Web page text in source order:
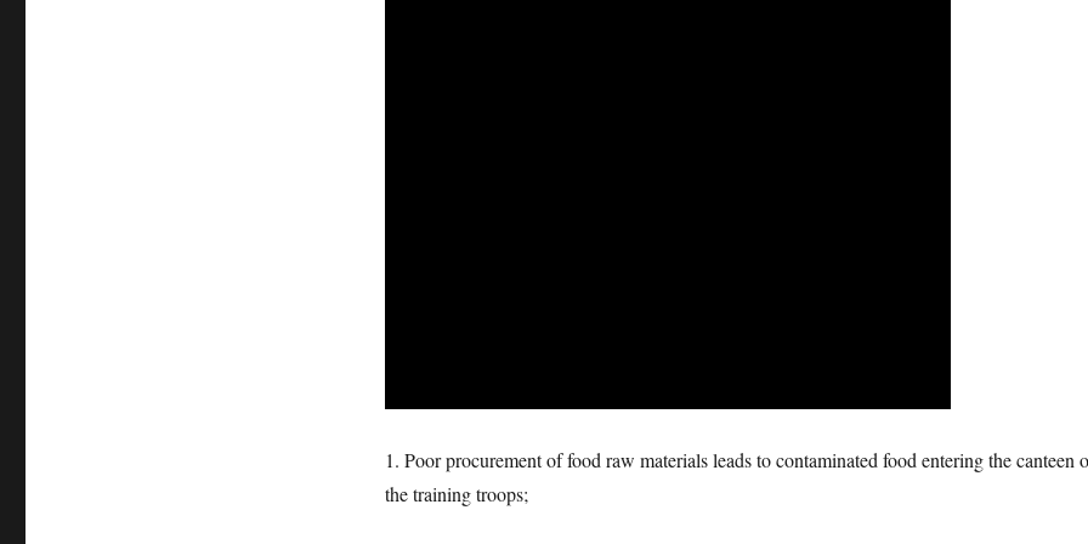
1. Poor procurement of food raw materials leads to contaminated food entering the canteen
the training troops;